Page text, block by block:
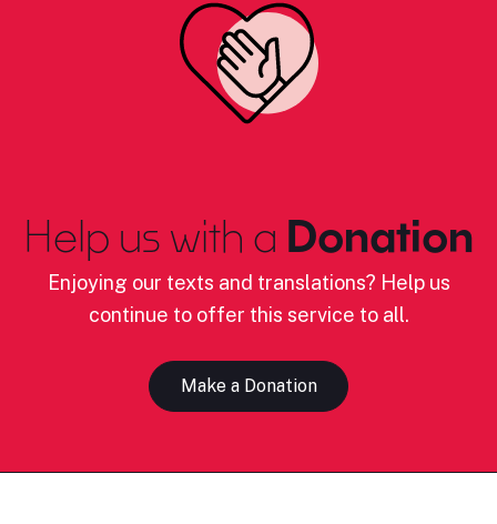
Help us with a Donation
Enjoying our texts and translations? Help us
continue to offer this service to all.
Make a Donation